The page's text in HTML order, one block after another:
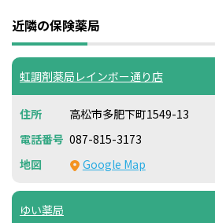
近隣の保険薬局
虹調剤薬局レインボー通り店
高松市多肥下町1549-13
087-815-3173
Google Map
ゆい薬局